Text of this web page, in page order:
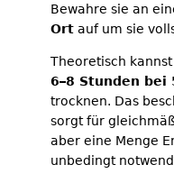
Bewahre sie an
Ort auf um sie
Theoretisch
6–8 Stunden bei
trocknen. Das
sorgt für
aber eine Menge
unbedingt